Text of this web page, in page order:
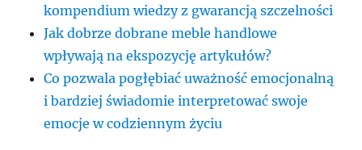
kompendium wiedzy z gwarancją szczelności
Jak dobrze dobrane meble handlowe
wpływają na ekspozycję artykułów?
Co pozwala pogłębiać uważność emocjonalną
i bardziej świadomie interpretować swoje
emocje w codziennym życiu